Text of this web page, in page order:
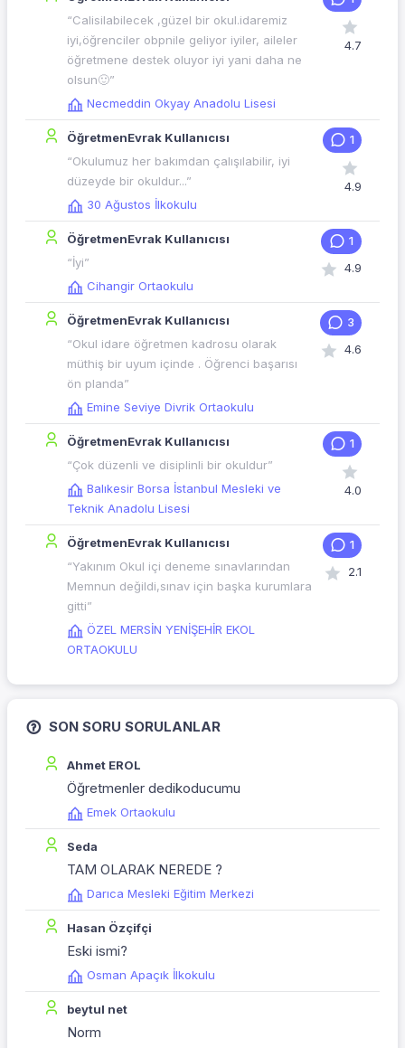
“Calisilabilecek ,güzel bir okul.idaremiz
iyi,öğrenciler obpnile geliyor iyiler, aileler
öğretmene destek oluyor iyi yani daha ne
olsun🙂”
Necmeddin Okyay Anadolu Lisesi
4.7
ÖğretmenEvrak Kullanıcısı
“Okulumuz her bakımdan çalışılabilir, iyi
düzeyde bir okuldur...”
30 Ağustos İlkokulu
1
4.9
ÖğretmenEvrak Kullanıcısı
“İyi”
Cihangir Ortaokulu
1
4.9
ÖğretmenEvrak Kullanıcısı
“Okul idare öğretmen kadrosu olarak
müthiş bir uyum içinde . Öğrenci başarısı
ön planda”
Emine Seviye Divrik Ortaokulu
3
4.6
ÖğretmenEvrak Kullanıcısı
“Çok düzenli ve disiplinli bir okuldur”
Balıkesir Borsa İstanbul Mesleki ve
Teknik Anadolu Lisesi
1
4.0
ÖğretmenEvrak Kullanıcısı
“Yakınım Okul içi deneme sınavlarından
Memnun değildi,sınav için başka kurumlara
gitti”
ÖZEL MERSİN YENİŞEHİR EKOL
ORTAOKULU
1
2.1
SON SORU SORULANLAR
Ahmet EROL
Öğretmenler dedikoducumu
Emek Ortaokulu
Seda
TAM OLARAK NEREDE ?
Darıca Mesleki Eğitim Merkezi
Hasan Özçifçi
Eski ismi?
Osman Apaçık İlkokulu
beytul net
Norm